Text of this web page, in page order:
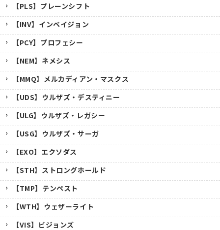
【PLS】プレーンシフト
【INV】インベイジョン
【PCY】プロフェシー
【NEM】ネメシス
【MMQ】メルカディアン・マスクス
【UDS】ウルザズ・デスティニー
【ULG】ウルザズ・レガシー
【USG】ウルザズ・サーガ
【EXO】エクソダス
【STH】ストロングホールド
【TMP】テンペスト
【WTH】ウェザーライト
【VIS】ビジョンズ